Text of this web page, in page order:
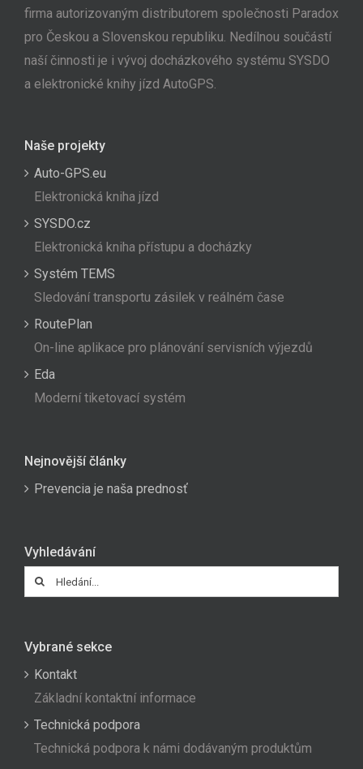
firma autorizovaným distributorem společnosti Paradox
pro Českou a Slovenskou republiku. Nedílnou součástí
naší činnosti je i vývoj docházkového systému SYSDO
a elektronické knihy jízd AutoGPS.
Naše projekty
Auto-GPS.eu
Elektronická kniha jízd
SYSDO.cz
Elektronická kniha přístupu a docházky
Systém TEMS
Sledování transportu zásilek v reálném čase
RoutePlan
On-line aplikace pro plánování servisních výjezdů
Eda
Moderní tiketovací systém
Nejnovější články
Prevencia je naša prednosť
Vyhledávání
Hledat:
Vybrané sekce
Kontakt
Základní kontaktní informace
Technická podpora
Technická podpora k námi dodávaným produktům